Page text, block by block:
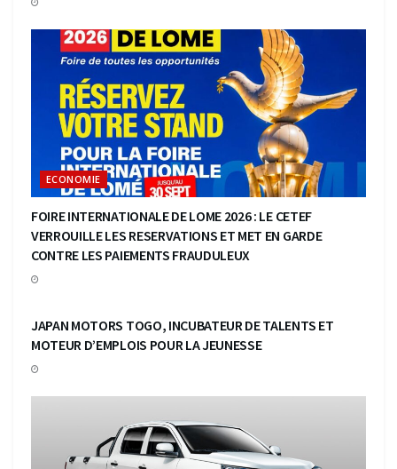
ECONOMIE
FOIRE INTERNATIONALE DE LOME 2026 : LE CETEF
VERROUILLE LES RESERVATIONS ET MET EN GARDE
CONTRE LES PAIEMENTS FRAUDULEUX
JAPAN MOTORS TOGO, INCUBATEUR DE TALENTS ET
MOTEUR D’EMPLOIS POUR LA JEUNESSE